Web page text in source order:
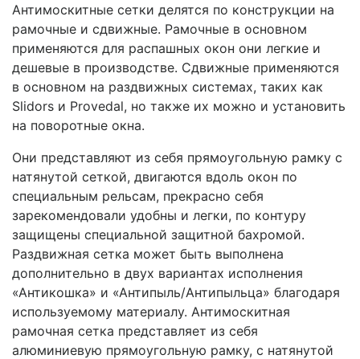
Антимоскитные сетки делятся по конструкции на
рамочные и сдвижные. Рамочные в основном
применяются для распашных окон они легкие и
дешевые в производстве. Сдвижные применяются
в основном на раздвижных системах, таких как
Slidors и Provedal, но также их можно и установить
на поворотные окна.
Они представляют из себя прямоугольную рамку с
натянутой сеткой, двигаются вдоль окон по
специальным рельсам, прекрасно себя
зарекомендовали удобны и легки, по контуру
защищены специальной защитной бахромой.
Раздвижная сетка может быть выполнена
дополнительно в двух вариантах исполнения
«Антикошка» и «Антипыль/Антипыльца» благодаря
используемому материалу. Антимоскитная
рамочная сетка представляет из себя
алюминиевую прямоугольную рамку, с натянутой